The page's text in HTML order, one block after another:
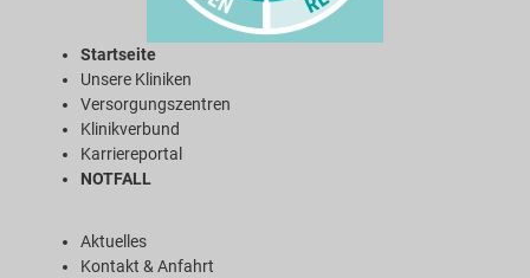
Startseite
Unsere Kliniken
Versorgungszentren
Klinikverbund
Karriereportal
NOTFALL
Aktuelles
Kontakt & Anfahrt